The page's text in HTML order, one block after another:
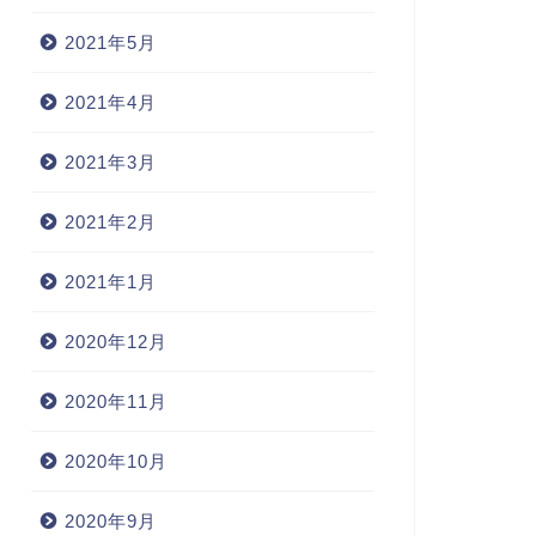
2021年5月
2021年4月
2021年3月
2021年2月
2021年1月
2020年12月
2020年11月
2020年10月
2020年9月